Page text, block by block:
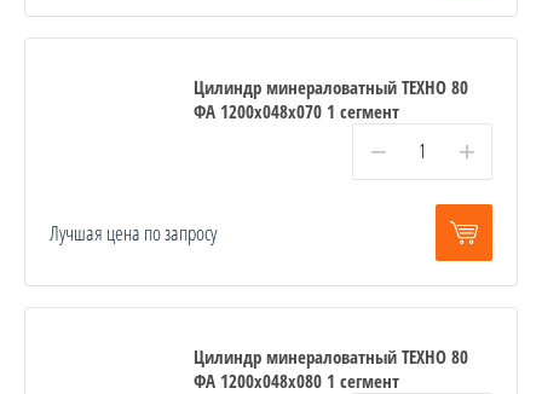
Цилиндр минераловатный ТЕХНО 80
ФА 1200x048x070 1 сегмент
− +
Лучшая цена по запросу
Цилиндр минераловатный ТЕХНО 80
ФА 1200x048x080 1 сегмент